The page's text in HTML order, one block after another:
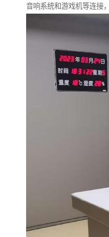
音响系统和游戏机等连接